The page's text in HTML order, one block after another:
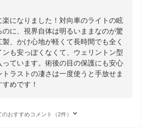
になりました！対向車のライトの眩
のに、視界自体は明るいままなのが驚
、かけ心地が軽くて長時間でも全く
も安っぽくなくて、ウェリントン型
ています。術後の目の保護にも安心
ラストの凄さは一度使うと手放せま
めです！
のおすすめコメント（2件）